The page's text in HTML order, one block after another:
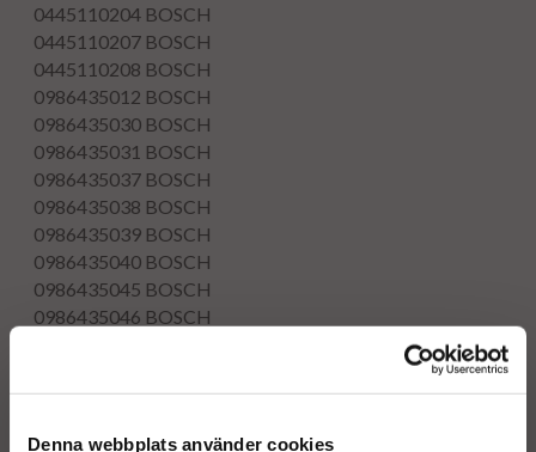
Denna webbplats använder cookies
0445110204 BOSCH
0445110207 BOSCH
0445110208 BOSCH
0986435012 BOSCH
0986435030 BOSCH
0986435031 BOSCH
0986435037 BOSCH
0986435038 BOSCH
0986435039 BOSCH
0986435040 BOSCH
0986435045 BOSCH
0986435046 BOSCH
0986435065BOSCH